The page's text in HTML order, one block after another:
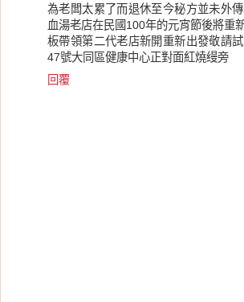
為老闆太累了而退休至今秘方並未外
血湯老店在民國100年的元宵節後將重
板帶領第二代老店新開重新出發敬請
47號大同區健康中心正對面紅燒缦旁
回覆